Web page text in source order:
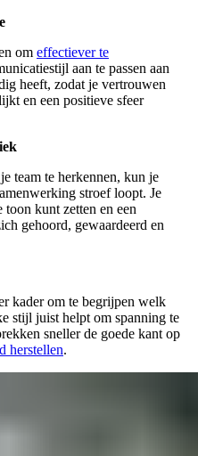
om effectiever te
aan te passen aan
heeft, zodat je vertrouwen
en een positieve sfeer
team te herkennen, kun je
stroef loopt. Je
toon kunt zetten en een
gehoord, gewaardeerd en
kader om te begrijpen welk
stijl juist helpt om spanning te
sneller de goede kant op
herstellen.